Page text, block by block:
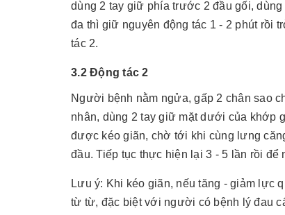
dùng 2 tay giữ phía trước 2 đầu gối,
đa thì giữ nguyên động tác 1 - 2 phút rồi
tác 2.
3.2 Động tác 2
Người bệnh nằm ngửa, gấp 2 chân sao
nhân, dùng 2 tay giữ mặt dưới của khớp
được kéo giãn, chờ tới khi cùng lưng
đầu. Tiếp tục thực hiện lại 3 - 5 lần rồi
Lưu ý: Khi kéo giãn, nếu tăng - giảm lực
từ từ, đặc biệt với người có bệnh lý đau